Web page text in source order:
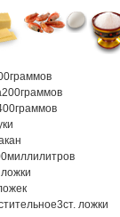
граммов
200граммов
граммов
миллилитров
3ст. ложки